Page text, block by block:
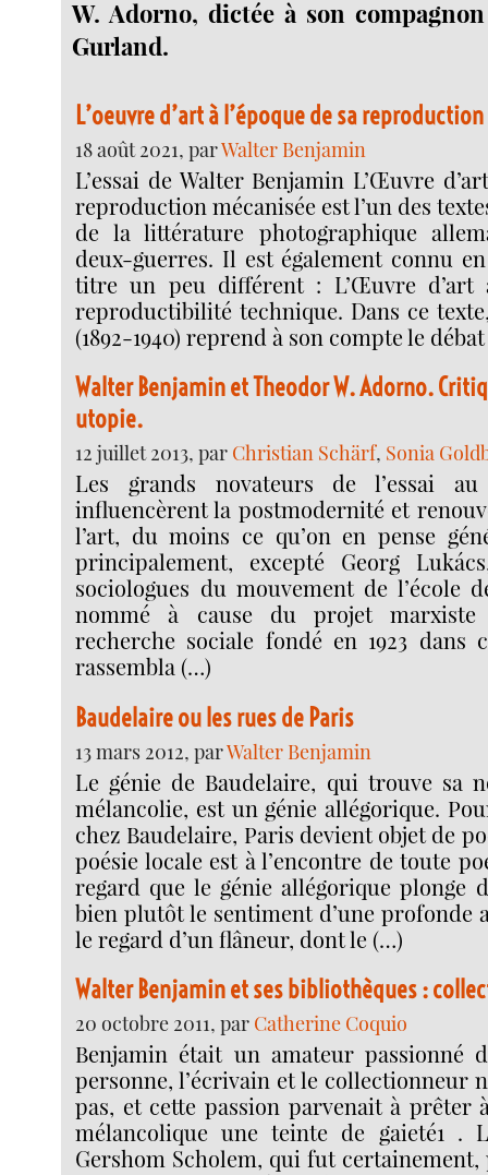
W. Adorno, dictée à son
Gurland.
L’oeuvre d’art à l’époque de sa
18 août 2021, parWalter Benjamin
L’essai de Walter Benjamin L’Œuvre
reproduction mécanisée est l’un des
de la littérature photographique
deux-guerres. Il est également connu
titre un peu différent : L’Œuvre d’art
reproductibilité technique. Dans ce
(1892-1940) reprend à son compte le
Walter Benjamin et Theodor W. Adorno.
utopie.
12 juillet 2013, par Christian Schärf, Sonia
Les grands novateurs de l’essai
influencèrent la postmodernité et
l’art, du moins ce qu’on en pense
principalement, excepté Georg
sociologues du mouvement de l’école
nommé à cause du projet
recherche sociale fondé en 1923 dans
rassembla (…)
Baudelaire ou les rues de Paris
13 mars 2012, parWalter Benjamin
Le génie de Baudelaire, qui trouve sa
mélancolie, est un génie allégorique.
chez Baudelaire, Paris devient objet de
poésie locale est à l’encontre de toute
regard que le génie allégorique plonge
bien plutôt le sentiment d’une profonde
le regard d’un flâneur, dont le (…)
Walter Benjamin et ses bibliothèques :
20 octobre 2011, par Catherine Coquio
Benjamin était un amateur passionné
personne, l’écrivain et le collectionneur
pas, et cette passion parvenait à prêter
mélancolique une teinte de gaieté1 .
Gershom Scholem, qui fut